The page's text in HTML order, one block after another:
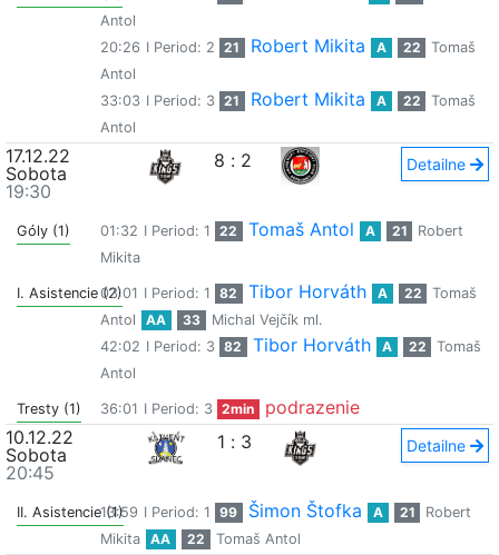
Antol
20:26 I Period: 2 21 Robert Mikita A 22
Tomaš
Antol
33:03 I Period: 3 21 Robert Mikita A 22
Tomaš
Antol
17.12.22
Sobota
19:30
8 : 2 Detailne
Góly (1) 01:32 I Period: 1 22 Tomaš Antol A 21
Robert
Mikita
I. Asistencie (2)
03:01 I Period: 1 82 Tibor Horváth A 22
Tomaš
Antol
AA 33
Michal Vejčík ml.
42:02 I Period: 3 82 Tibor Horváth A 22
Tomaš
Antol
Tresty (1) 36:01 I Period: 3 2min
podrazenie
10.12.22
Sobota
20:45
1 : 3 Detailne
II. Asistencie (1)
13:59 I Period: 1 99 Šimon Štofka A 21
Robert
Mikita
AA 22 Tomaš Antol